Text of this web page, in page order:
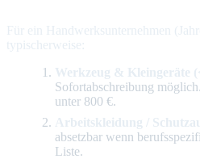
Für ein Handwerksunternehmen
typischerweise:
Werkzeug & Kleingeräte
Sofortabschreibung
unter 800 €.
Arbeitskleidung /
absetzbar wenn
Liste.